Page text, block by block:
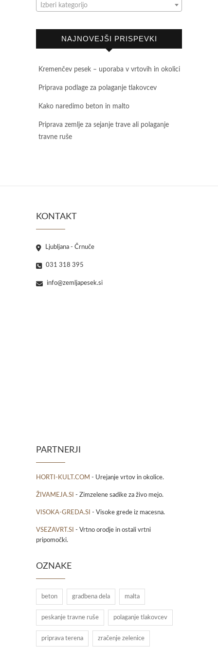
Izberi kategorijo
NAJNOVEJŠI PRISPEVKI
Kremenčev pesek – uporaba v vrtovih in okolici
Priprava podlage za polaganje tlakovcev
Kako naredimo beton in malto
Priprava zemlje za sejanje trave ali polaganje
travne ruše
KONTAKT
Ljubljana - Črnuče
031 318 395
info@zemljapesek.si
PARTNERJI
HORTI-KULT.COM - Urejanje vrtov in okolice.
ŽIVAMEJA.SI - Zimzelene sadike za živo mejo.
VISOKA-GREDA.SI - Visoke grede iz macesna.
VSEZAVRT.SI - Vrtno orodje in ostali vrtni
pripomočki.
OZNAKE
beton gradbena dela malta
peskanje travne ruše polaganje tlakovcev
priprava terena zračenje zelenice